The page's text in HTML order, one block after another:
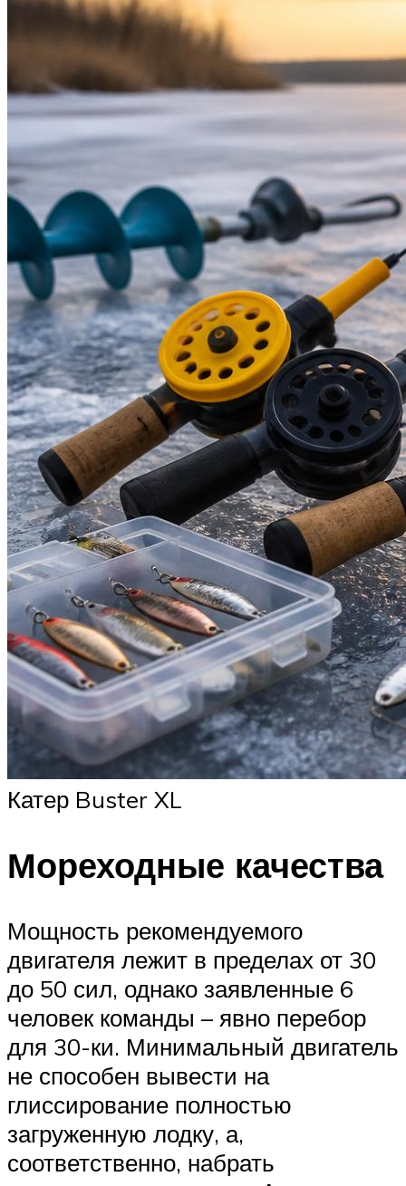
Катер Buster XL
Мореходные качества
Мощность рекомендуемого
двигателя лежит в пределах от 30
до 50 сил, однако заявленные 6
человек команды – явно перебор
для 30-ки. Минимальный двигатель
не способен вывести на
глиссирование полностью
загруженную лодку, а,
соответственно, набрать